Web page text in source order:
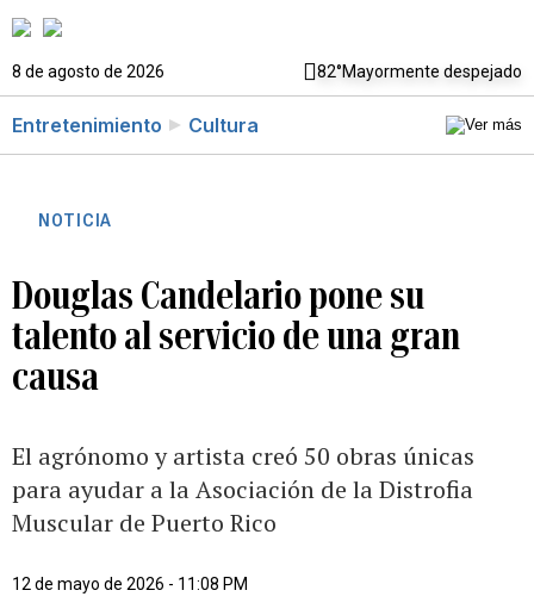
8 de agosto de 2026 82°Mayormente despejado
Entretenimiento Cultura
NOTICIA
Douglas Candelario pone su
talento al servicio de una gran
causa
El agrónomo y artista creó 50 obras únicas
para ayudar a la Asociación de la Distrofia
Muscular de Puerto Rico
12 de mayo de 2026 - 11:08 PM